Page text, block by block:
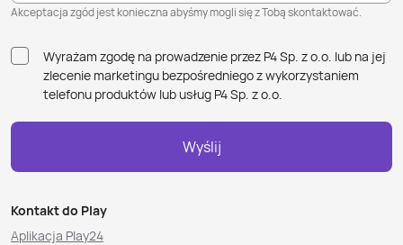
Akceptacja zgód jest konieczna abyśmy mogli się z Tobą skontaktować.
Wyrażam zgodę na prowadzenie przez P4 Sp. z o.o. lub na jej
zlecenie marketingu bezpośredniego z wykorzystaniem
telefonu produktów lub usług P4 Sp. z o.o.
Wyślij
Kontakt do Play
Aplikacja Play24